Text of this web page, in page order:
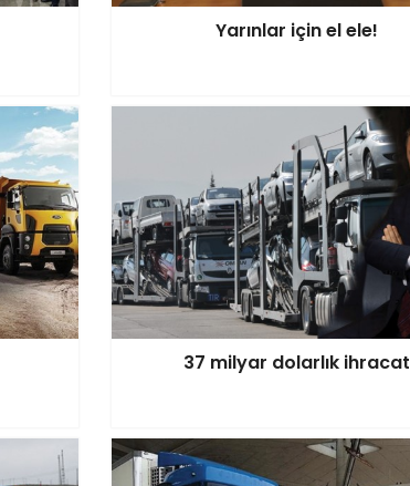
Yarınlar için el ele!
37 milyar dolarlık ihracat